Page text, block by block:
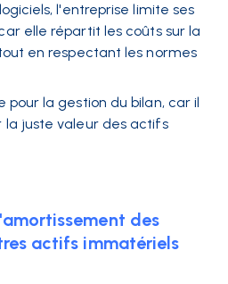
l'entreprise limite ses
elle répartit les coûts sur la
en respectant les normes
pour la gestion du bilan, car il
juste valeur des actifs
des
actifs immatériels